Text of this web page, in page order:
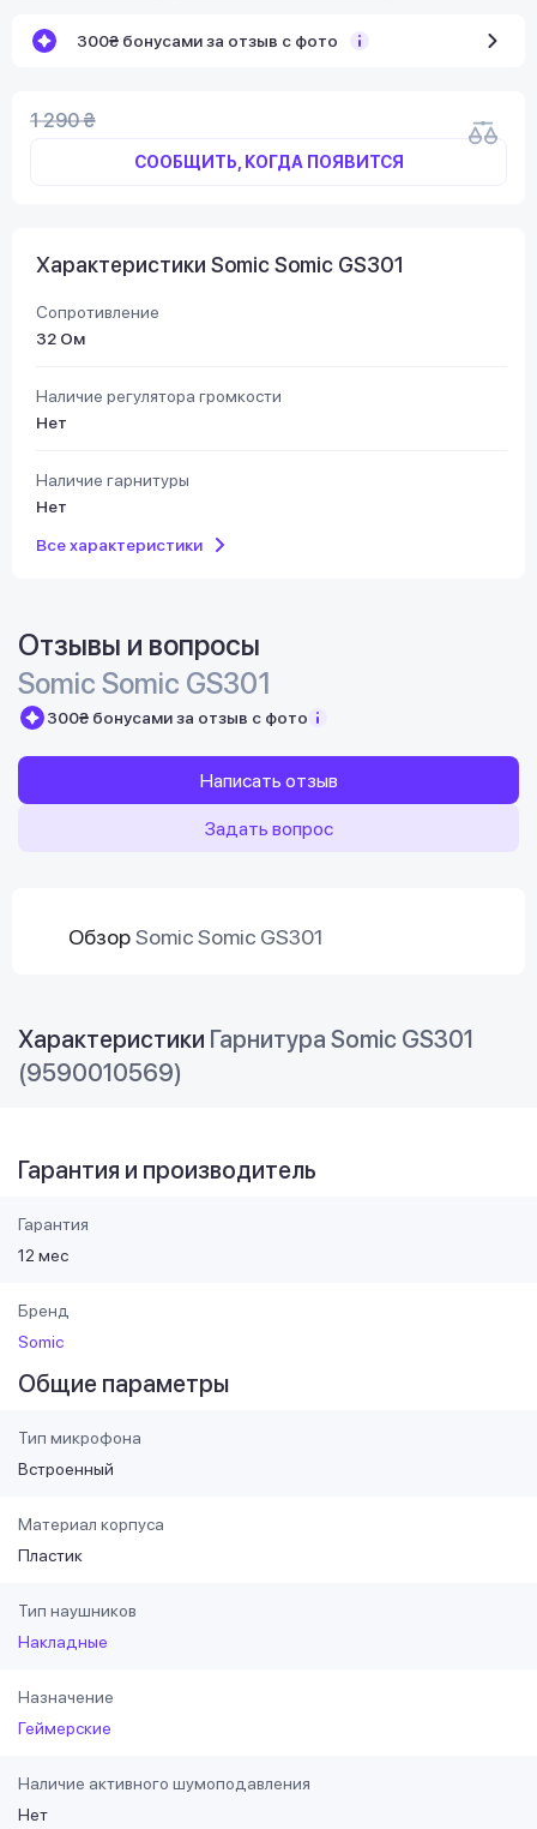
300₴ бонусами за отзыв с фото
1 290 ₴
СООБЩИТЬ, КОГДА ПОЯВИТСЯ
Характеристики Somic Somic GS301
Сопротивление
32 Ом
Наличие регулятора громкости
Нет
Наличие гарнитуры
Нет
Все характеристики
Отзывы и вопросы
Somic Somic GS301
300₴ бонусами за отзыв с фото
Написать отзыв
Задать вопрос
ОбзорSomic Somic GS301
Характеристики Гарнитура Somic GS301
(9590010569)
Гарантия и производитель
Гарантия
12 мес
Бренд
Somic
Общие параметры
Тип микрофона
Встроенный
Материал корпуса
Пластик
Тип наушников
Накладные
Назначение
Геймерские
Наличие активного шумоподавления
Нет